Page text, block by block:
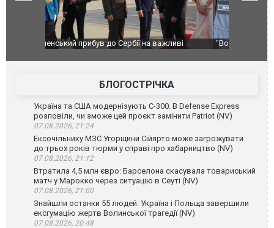
"Вони воюють, самі хочуть воювати, бо дурні": у
зневажливих слів про українських захисників.
В
порт: над
ВІДЕО
БЛОГОСТРІЧКА
Україна та США модернізують С-300. В Defense Express
розповіли, чи зможе цей проєкт замінити Patriot (NV)
07.08.2026, 21:24
Ексочільнику МЗС Угорщини Сійярто може загрожувати
до трьох років тюрми у справі про хабарництво (NV)
07.08.2026, 21:12
Втратила 4,5 млн євро: Барселона скасувала товариський
матч у Марокко через ситуацію в Сеуті (NV)
07.08.2026, 21:00
Знайшли останки 55 людей. Україна і Польща завершили
ексгумацію жертв Волинської трагедії (NV)
07.08.2026, 20:48